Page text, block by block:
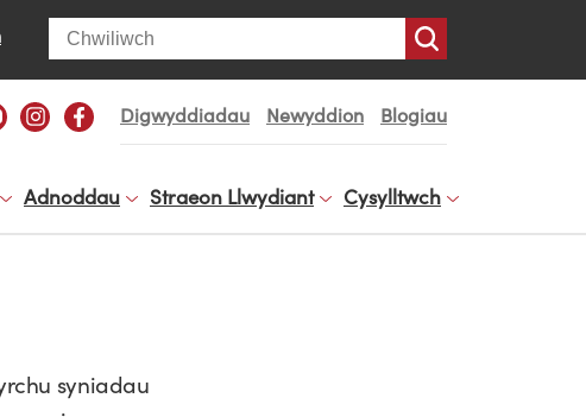
Search
Digwyddiadau Newyddion Blogiau
Adnoddau Straeon Llwydiant Cysylltwch
syniadau